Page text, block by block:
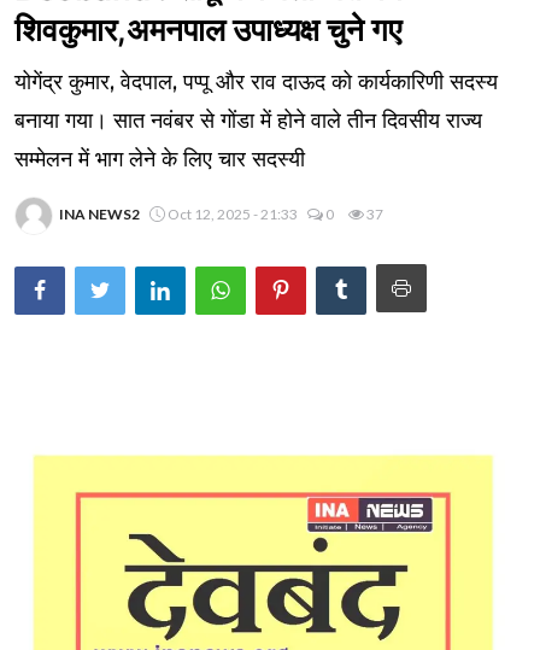
शिवकुमार,अमनपाल उपाध्यक्ष चुने गए
योगेंद्र कुमार, वेदपाल, पप्पू और राव दाऊद को कार्यकारिणी सदस्य
बनाया गया। सात नवंबर से गोंडा में होने वाले तीन दिवसीय राज्य
सम्मेलन में भाग लेने के लिए चार सदस्यी
INA NEWS2 Oct 12, 2025 - 21:33 0 37